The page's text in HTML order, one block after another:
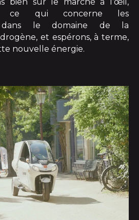
bien sûr le marché à l’œil,
ce qui concerne les
dans le domaine de la
et espérons, à terme,
nouvelle énergie.